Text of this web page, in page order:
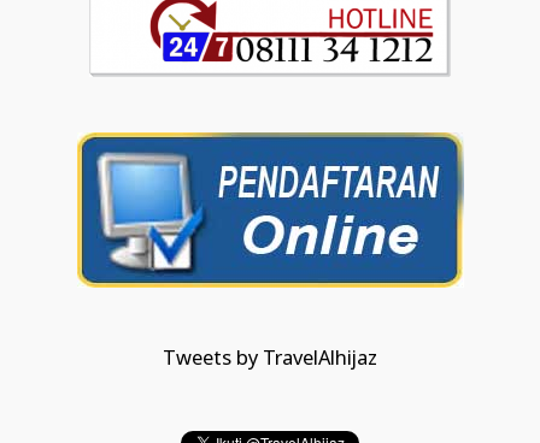
Tweets by TravelAlhijaz